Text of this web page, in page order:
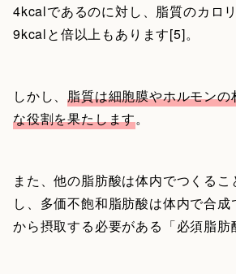
4kcalであるのに対し、脂質のカロ
9kcalと倍以上もあります[5]。
しかし、脂質は細胞膜やホルモン
な役割を果たします。
また、他の脂肪酸は体内でつくる
し、多価不飽和脂肪酸は体内で合
から摂取する必要がある「必須脂肪